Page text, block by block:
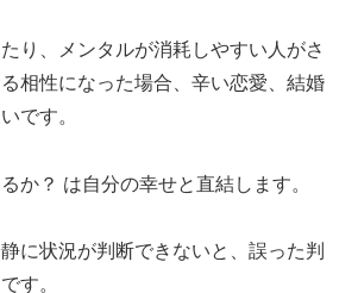
り、メンタルが消耗しやすい人がさ
相性になった場合、辛い恋愛、結婚
です。
か？ は自分の幸せと直結します。
に状況が判断できないと、誤った判
す。